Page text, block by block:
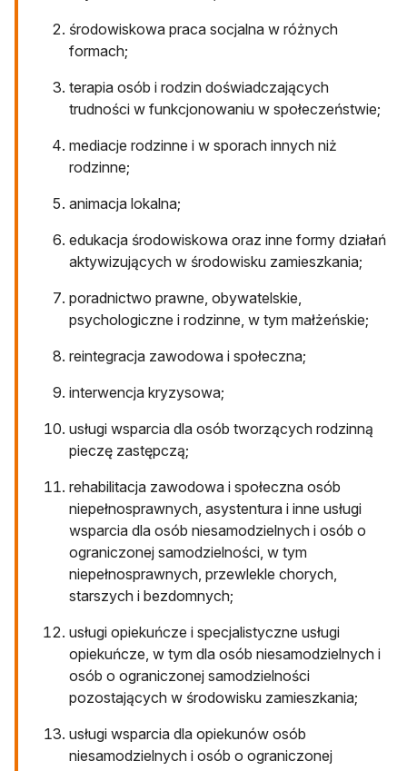
środowiskowa praca socjalna w różnych
formach;
terapia osób i rodzin doświadczających
trudności w funkcjonowaniu w społeczeństwie;
mediacje rodzinne i w sporach innych niż
rodzinne;
animacja lokalna;
edukacja środowiskowa oraz inne formy działań
aktywizujących w środowisku zamieszkania;
poradnictwo prawne, obywatelskie,
psychologiczne i rodzinne, w tym małżeńskie;
reintegracja zawodowa i społeczna;
interwencja kryzysowa;
usługi wsparcia dla osób tworzących rodzinną
pieczę zastępczą;
rehabilitacja zawodowa i społeczna osób
niepełnosprawnych, asystentura i inne usługi
wsparcia dla osób niesamodzielnych i osób o
ograniczonej samodzielności, w tym
niepełnosprawnych, przewlekle chorych,
starszych i bezdomnych;
usługi opiekuńcze i specjalistyczne usługi
opiekuńcze, w tym dla osób niesamodzielnych i
osób o ograniczonej samodzielności
pozostających w środowisku zamieszkania;
usługi wsparcia dla opiekunów osób
niesamodzielnych i osób o ograniczonej